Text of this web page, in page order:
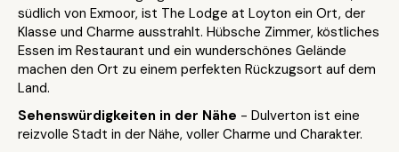
südlich von Exmoor, ist The Lodge at Loyton ein Ort, der
Klasse und Charme ausstrahlt. Hübsche Zimmer, köstliches
Essen im Restaurant und ein wunderschönes Gelände
machen den Ort zu einem perfekten Rückzugsort auf dem
Land.
Sehenswürdigkeiten in der Nähe - Dulverton ist eine
reizvolle Stadt in der Nähe, voller Charme und Charakter.